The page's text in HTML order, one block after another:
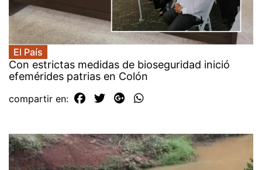
El País
Con estrictas medidas de bioseguridad inició
efemérides patrias en Colón
compartir en: